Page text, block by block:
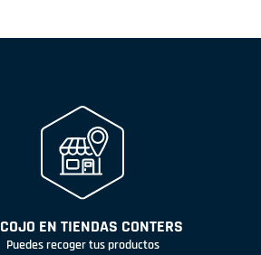
EN TIENDAS CONTERS
Puedes recoger tus productos